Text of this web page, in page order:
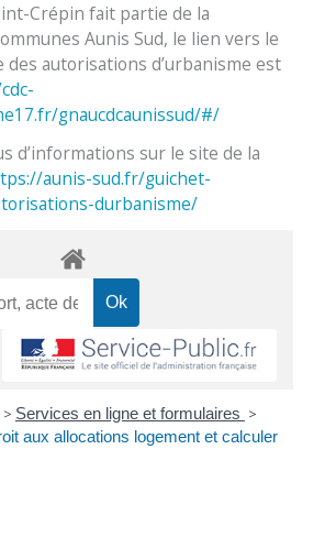
Crépin fait partie de la
Aunis Sud, le lien vers le
autorisations d’urbanisme est
gnaucdcaunissud/#/
d’informations sur le site de la
aunis-sud.fr/guichet-
durbanisme/
> Services en ligne et formulaires >
aux allocations logement et calculer